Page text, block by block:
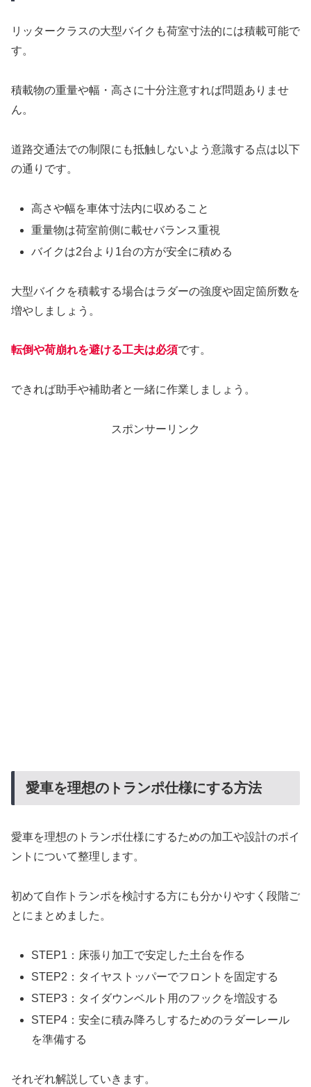
リッタークラスの大型バイクも荷室寸法的には積載可能で
す。
積載物の重量や幅・高さに十分注意すれば問題ありませ
ん。
道路交通法での制限にも抵触しないよう意識する点は以下
の通りです。
高さや幅を車体寸法内に収めること
重量物は荷室前側に載せバランス重視
バイクは2台より1台の方が安全に積める
大型バイクを積載する場合はラダーの強度や固定箇所数を
増やしましょう。
転倒や荷崩れを避ける工夫は必須です。
できれば助手や補助者と一緒に作業しましょう。
スポンサーリンク
愛車を理想のトランポ仕様にする方法
愛車を理想のトランポ仕様にするための加工や設計のポイ
ントについて整理します。
初めて自作トランポを検討する方にも分かりやすく段階ご
とにまとめました。
STEP1：床張り加工で安定した土台を作る
STEP2：タイヤストッパーでフロントを固定する
STEP3：タイダウンベルト用のフックを増設する
STEP4：安全に積み降ろしするためのラダーレール
を準備する
それぞれ解説していきます。